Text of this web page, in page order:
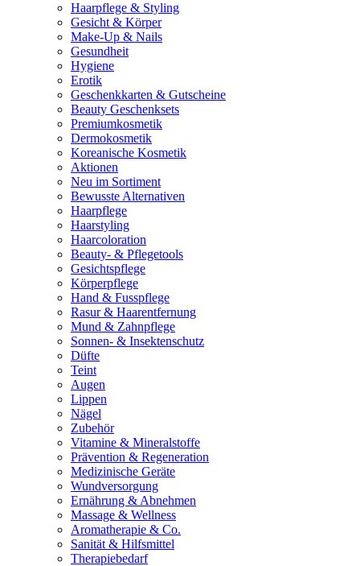
Haarpflege & Styling
Gesicht & Körper
Make-Up & Nails
Gesundheit
Hygiene
Erotik
Geschenkkarten & Gutscheine
Beauty Geschenksets
Premiumkosmetik
Dermokosmetik
Koreanische Kosmetik
Aktionen
Neu im Sortiment
Bewusste Alternativen
Haarpflege
Haarstyling
Haarcoloration
Beauty- & Pflegetools
Gesichtspflege
Körperpflege
Hand & Fusspflege
Rasur & Haarentfernung
Mund & Zahnpflege
Sonnen- & Insektenschutz
Düfte
Teint
Augen
Lippen
Nägel
Zubehör
Vitamine & Mineralstoffe
Prävention & Regeneration
Medizinische Geräte
Wundversorgung
Ernährung & Abnehmen
Massage & Wellness
Aromatherapie & Co.
Sanität & Hilfsmittel
Therapiebedarf